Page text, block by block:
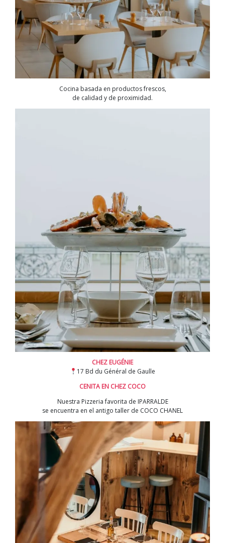
Cocina basada en productos frescos,
de calidad y de proximidad.
CHEZ EUGÉNIE
17 Bd du Général de Gaulle
CENITA EN CHEZ COCO
Nuestra Pizzeria favorita de IPARRALDE
se encuentra en el antigo taller de COCO CHANEL